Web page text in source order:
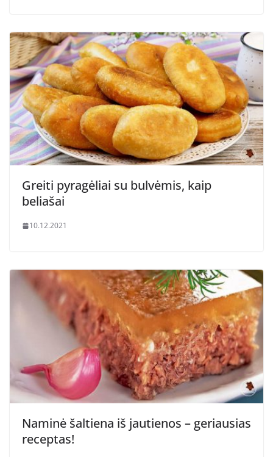
Greiti pyragėliai su bulvėmis, kaip
beliašai
10.12.2021
Naminė šaltiena iš jautienos – geriausias
receptas!